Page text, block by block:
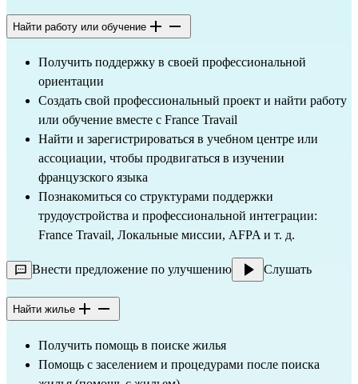
Найти работу или обучение
Получить поддержку в своей профессиональной
ориентации
Создать свой профессиональный проект и найти работу
или обучение вместе с France Travail
Найти и зарегистрироваться в учебном центре или
ассоциации, чтобы продвигаться в изучении
французского языка
Познакомиться со структурами поддержки
трудоустройства и профессиональной интеграции:
France Travail, Локальные миссии, AFPA и т. д.
Внести предложение по улучшению Слушать
Найти жилье
Получить помощь в поиске жилья
Помощь с заселением и процедурами после поиска